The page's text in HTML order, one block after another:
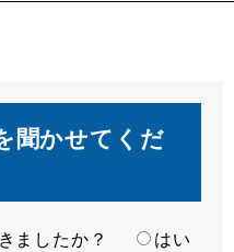
聞かせてくだ
ましたか？
はい